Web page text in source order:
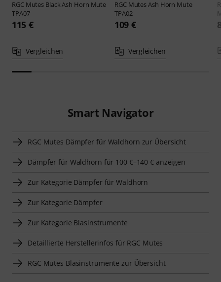
RGC Mutes Black Ash Horn Mute
TPA07
115 €
Vergleichen
RGC MutesAsh Horn Mute
TPA02
109 €
Vergleichen
Smart Navigator
RGC Mutes Dämpfer für Waldhorn zur Übersicht
Dämpfer für Waldhorn für 100 €–140 € anzeigen
Zur Kategorie Dämpfer für Waldhorn
Zur Kategorie Dämpfer
Zur Kategorie Blasinstrumente
Detaillierte Herstellerinfos für RGC Mutes
RGC Mutes Blasinstrumente zur Übersicht